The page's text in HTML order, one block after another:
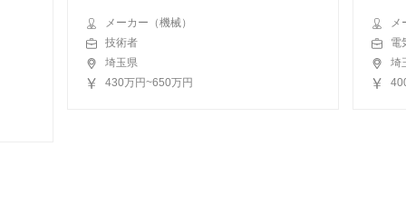
メーカー（機械）
技術者
埼玉県
430万円~650万円
メ
電
埼